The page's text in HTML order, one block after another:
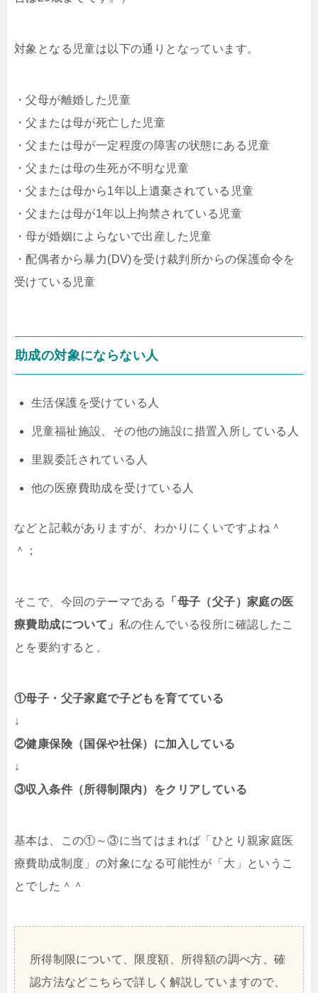
対象となる児童は以下の通りとなっています。
・父母が離婚した児童
・父または母が死亡した児童
・父または母が一定程度の障害の状態にある児童
・父または母の生死が不明な児童
・父または母から1年以上遺棄されている児童
・父または母が1年以上拘禁されている児童
・母が婚姻によらないで出産した児童
・配偶者から暴力(DV)を受け裁判所からの保護命令を
受けている児童
助成の対象にならない人
生活保護を受けている人
児童福祉施設、その他の施設に措置入所している人
里親委託されている人
他の医療費助成を受けている人
などと記載がありますが、わかりにくいですよね＾
＾；
そこで、今回のテーマである
「母子（父子）家庭の医
療費助成について」 私の住んでいる役所に確認したこ
とを要約すると、
①母子・父子家庭で子どもを育てている
↓
②健康保険（国保や社保）に加入している
↓
③収入条件（所得制限内）をクリアしている
基本は、この①～③に当てはまれば「ひとり親家庭医
療費助成制度」の対象になる可能性が「大」というこ
とでした＾＾
所得制限について、限度額、所得額の調べ方、確
認方法などこちらで詳しく解説していますので、